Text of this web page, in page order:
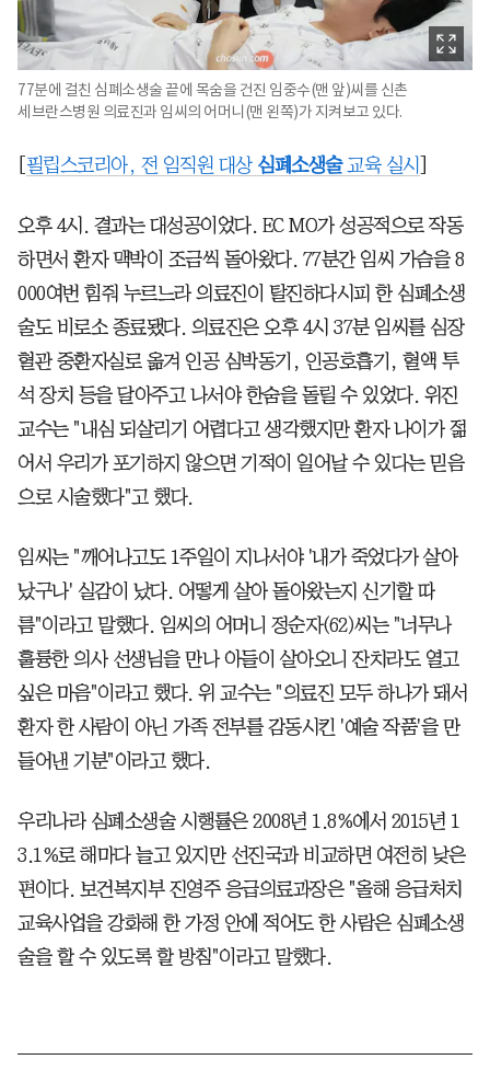
77분에 걸친 심폐소생술 끝에 목숨을 건진 임중수(맨 앞)씨를 신촌
세브란스병원 의료진과 임씨의 어머니(맨 왼쪽)가 지켜보고 있다.
필립스코리아, 전 임직원 대상 심폐소생술교육 실시
오후 4시. 결과는 대성공이었다. EC MO가 성공적으로 작동
하면서 환자 맥박이 조금씩 돌아왔다. 77분간 임씨 가슴을 8
000여번 힘줘 누르느라 의료진이 탈진하다시피 한 심폐소생
술도 비로소 종료됐다. 의료진은 오후 4시 37분 임씨를 심장
혈관 중환자실로 옮겨 인공 심박동기, 인공호흡기, 혈액 투
석 장치 등을 달아주고 나서야 한숨을 돌릴 수 있었다. 위진
교수는 "내심 되살리기 어렵다고 생각했지만 환자 나이가 젊
어서 우리가 포기하지 않으면 기적이 일어날 수 있다는 믿음
으로 시술했다"고 했다.
임씨는 "깨어나고도 1주일이 지나서야 '내가 죽었다가 살아
났구나' 실감이 났다. 어떻게 살아 돌아왔는지 신기할 따
름"이라고 말했다. 임씨의 어머니 정순자(62)씨는 "너무나
훌륭한 의사 선생님을 만나 아들이 살아오니 잔치라도 열고
싶은 마음"이라고 했다. 위 교수는 "의료진 모두 하나가 돼서
환자 한 사람이 아닌 가족 전부를 감동시킨 '예술 작품'을 만
들어낸 기분"이라고 했다.
우리나라 심폐소생술 시행률은 2008년 1.8%에서 2015년 1
3.1%로 해마다 늘고 있지만 선진국과 비교하면 여전히 낮은
편이다. 보건복지부 진영주 응급의료과장은 "올해 응급처치
교육사업을 강화해 한 가정 안에 적어도 한 사람은 심폐소생
술을 할 수 있도록 할 방침"이라고 말했다.